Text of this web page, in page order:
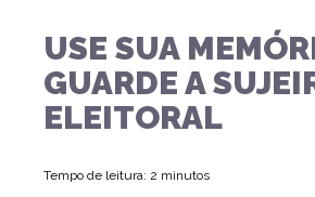
USE SUA
GUARDE A
ELEITORAL
Tempo de leitura: 2 minutos